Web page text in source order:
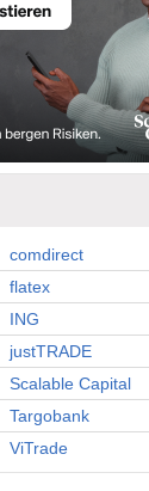
comdirect
flatex
ING
justTRADE
Scalable Capital
Targobank
ViTrade